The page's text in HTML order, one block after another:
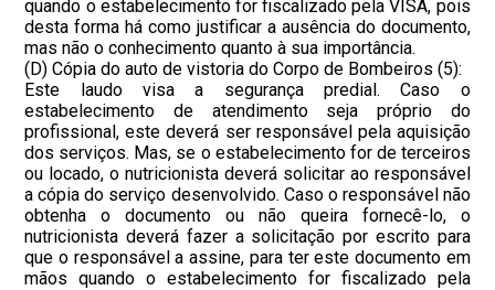
quando o estabelecimento for fiscalizado pela VISA, pois
desta forma há como justificar a ausência do documento,
mas não o conhecimento quanto à sua importância.
(D) Cópia do auto de vistoria do Corpo de Bombeiros (5):
Este laudo visa a segurança predial. Caso o
estabelecimento de atendimento seja próprio do
profissional, este deverá ser responsável pela aquisição
dos serviços. Mas, se o estabelecimento for de terceiros
ou locado, o nutricionista deverá solicitar ao responsável
a cópia do serviço desenvolvido. Caso o responsável não
obtenha o documento ou não queira fornecê-lo, o
nutricionista deverá fazer a solicitação por escrito para
que o responsável a assine, para ter este documento em
mãos quando o estabelecimento for fiscalizado pela